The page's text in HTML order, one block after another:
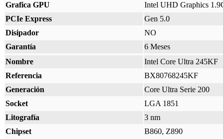
Grafica GPU
Intel UHD Graphics
PCIe Express
Gen 5.0
Disipador
NO
Garantía
6 Meses
Nombre
Intel Core Ultra 245KF
Referencia
BX80768245KF
Generación
Core Ultra Serie 200
Socket
LGA 1851
Litografía
3 nm
Chipset
B860, Z890